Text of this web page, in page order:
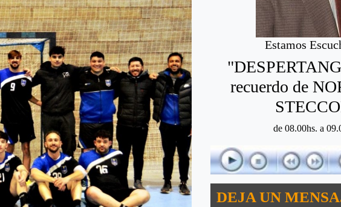
Estamos
recuerdo de
de 08.00hs. a
DEJA UN